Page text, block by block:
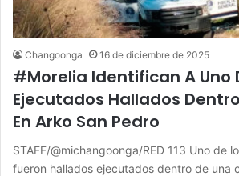
Changoonga 16 de diciembre de 2025
#Morelia Identifican A Uno
Ejecutados Hallados
En Arko San Pedro
STAFF/@michangoonga/RED 113 Uno de
fueron hallados ejecutados dentro de una